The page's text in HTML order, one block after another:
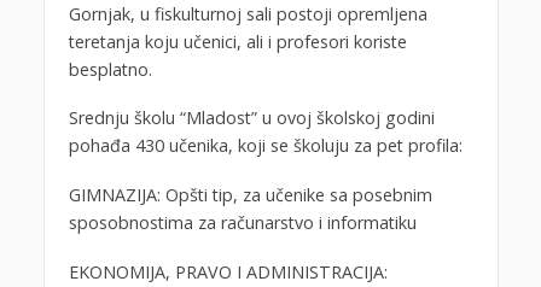
Gornjak, u fiskulturnoj sali postoji opremljena
teretanja koju učenici, ali i profesori koriste
besplatno.
Srednju školu “Mladost” u ovoj školskoj godini
pohađa 430 učenika, koji se školuju za pet profila:
GIMNAZIJA: Opšti tip, za učenike sa posebnim
sposobnostima za računarstvo i informatiku
EKONOMIJA, PRAVO I ADMINISTRACIJA: